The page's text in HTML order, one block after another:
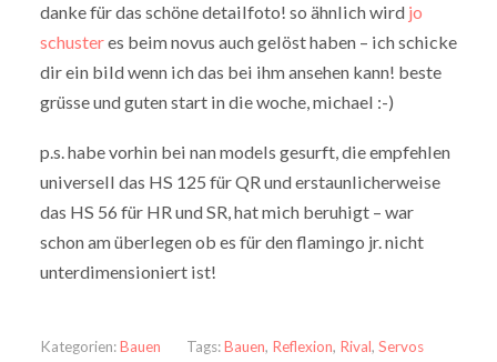
danke für das schöne detailfoto! so ähnlich wird jo
schusteres beim novus auch gelöst haben – ich schicke
dir ein bild wenn ich das bei ihm ansehen kann! beste
grüsse und guten start in die woche, michael :-)
p.s. habe vorhin bei nan models gesurft, die empfehlen
universell das HS 125 für QR und erstaunlicherweise
das HS 56 für HR und SR, hat mich beruhigt – war
schon am überlegen ob es für den flamingo jr. nicht
unterdimensioniert ist!
Kategorien:Bauen Tags:Bauen, Reflexion, Rival, Servos